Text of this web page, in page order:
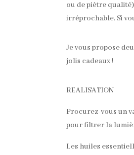
ou de piètre
irréprochable. Si
Je vous propose
jolis cadeaux !
REALISATION
Procurez-vous un
pour filtrer la
Les huiles